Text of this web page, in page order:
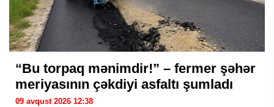
“Bu torpaq mənimdir!” – fermer şəhər
meriyasının çəkdiyi asfaltı şumladı
09 avqust 2026 12:38